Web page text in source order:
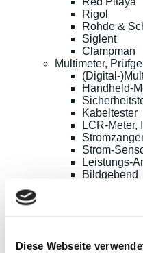
Diese Webseite
Rigol
Rohde &
Siglent
Clampman
Multimeter,
(Digital-
Handheld-
Kabeltester
LCR-Meter,
Strom-
Leistungs-
Bildgebend
HIOKI